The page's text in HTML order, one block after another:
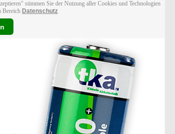
stimmen Sie der Nutzung aller Cookies und Technologien
Bereich Datenschutz